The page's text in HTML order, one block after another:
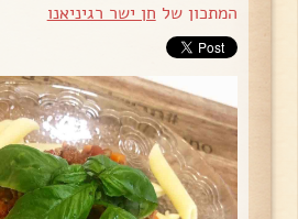
המתכון של חן ישר רגיניאנו